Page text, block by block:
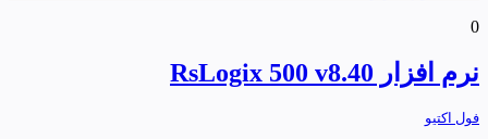
0
نرم افزار RsLogix 500 v8.40
فول اکتیو